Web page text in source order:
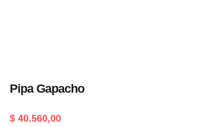
Pipa Gapacho
$ 40.560,00